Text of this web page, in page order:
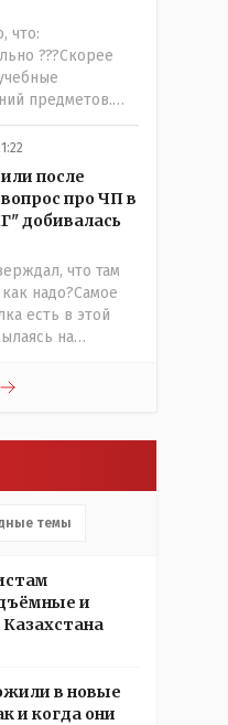
и
режим на
информация до
после
что:
???Скорее
предметов.
после
про ЧП в
добивалась
что там
надо?Самое
есть в этой
на
в каждой
питьевой и
в это лето.
Вы считаете
темы
и
в новые
и когда они